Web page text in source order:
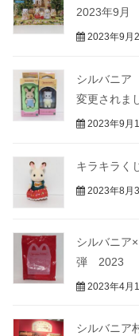
2023年9月
2023年9月
シルバニア
変更されま
2023年9月
キラキラく
2023年8月
シルバニ
弾 2023
2023年4月
シルバニア